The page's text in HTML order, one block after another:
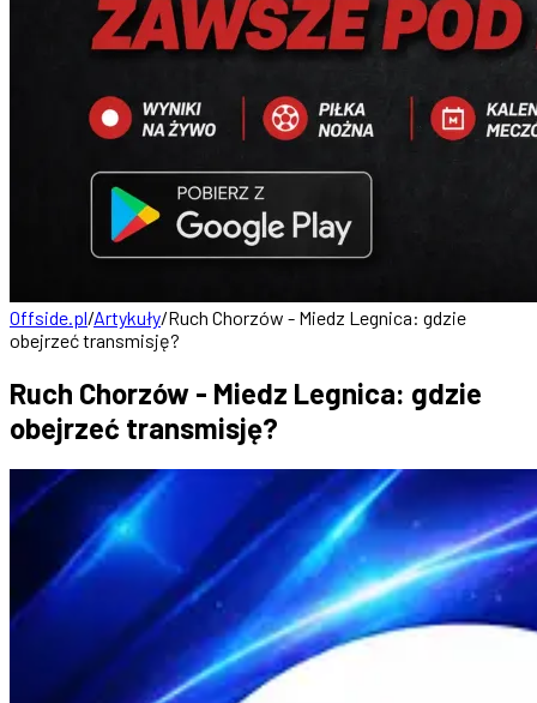
Offside.pl/Artykuły/Ruch Chorzów - Miedz Legnica: gdzie
obejrzeć transmisję?
Ruch Chorzów - Miedz Legnica: gdzie
obejrzeć transmisję?